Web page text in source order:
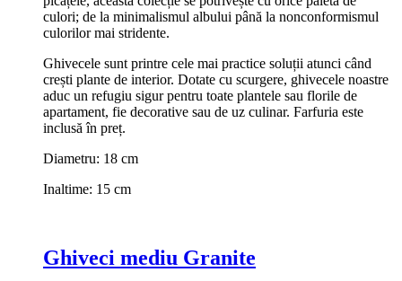
culori; de la minimalismul albului până la nonconformismul
culorilor mai stridente.
Ghivecele sunt printre cele mai practice soluții atunci când
crești plante de interior. Dotate cu scurgere, ghivecele noastre
aduc un refugiu sigur pentru toate plantele sau florile de
apartament, fie decorative sau de uz culinar. Farfuria este
inclusă în preț.
Diametru: 18 cm
Inaltime: 15 cm
Ghiveci mediu Granite